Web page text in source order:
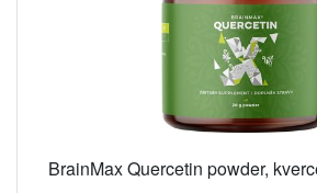
BrainMax Quercetin powder,